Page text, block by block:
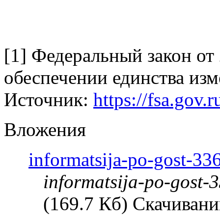
[1] Федеральный закон
обеспечении единства
Источник: https://
Вложения
informatsija-po-gost-
informatsija-po-gost-
(169.7 Кб)